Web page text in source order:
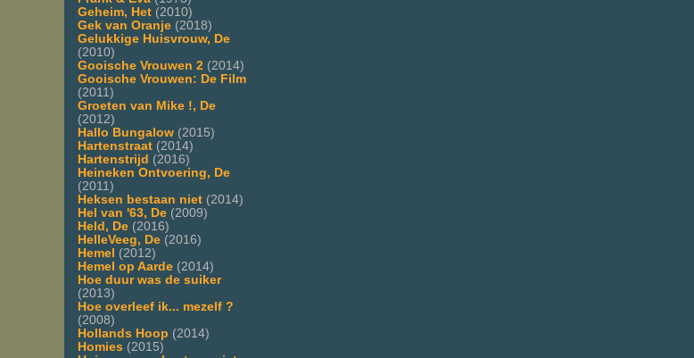
Geheim, Het (2010)
Gek van Oranje (2018)
Gelukkige Huisvrouw, De
(2010)
Gooische Vrouwen 2 (2014)
Gooische Vrouwen: De Film
(2011)
Groeten van Mike !, De
(2012)
Hallo Bungalow (2015)
Hartenstraat (2014)
Hartenstrijd (2016)
Heineken Ontvoering, De
(2011)
Heksen bestaan niet (2014)
Hel van '63, De (2009)
Held, De (2016)
HelleVeeg, De (2016)
Hemel (2012)
Hemel op Aarde (2014)
Hoe duur was de suiker
(2013)
Hoe overleef ik... mezelf ?
(2008)
Hollands Hoop (2014)
Homies (2015)